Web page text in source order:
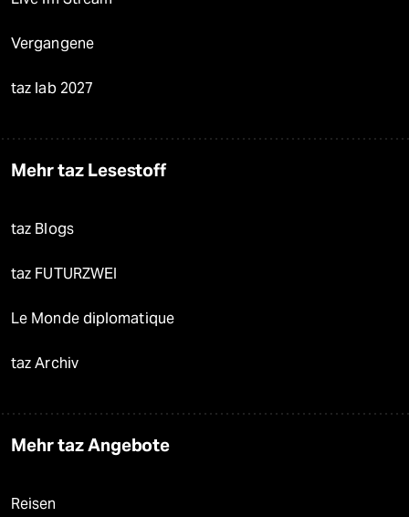
Vergangene
taz lab 2027
Mehr taz Lesestoff
taz Blogs
taz FUTURZWEI
Le Monde diplomatique
taz Archiv
Mehr taz Angebote
Reisen